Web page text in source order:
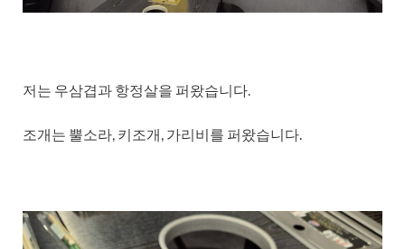
저는 우삼겹과 항정살을 퍼왔습니다.
조개는 뿔소라, 키조개, 가리비를 퍼왔습니다.